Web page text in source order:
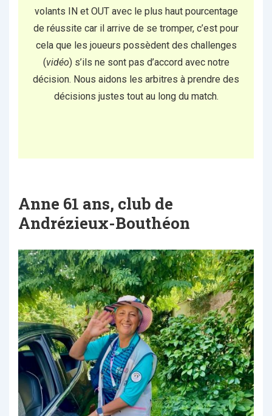
volants IN et OUT avec le plus haut pourcentage
de réussite car il arrive de se tromper, c’est pour
cela que les joueurs possèdent des challenges
(vidéo) s’ils ne sont pas d’accord avec notre
décision. Nous aidons les arbitres à prendre des
décisions justes tout au long du match.
Anne 61 ans, club de
Andrézieux-Bouthéon